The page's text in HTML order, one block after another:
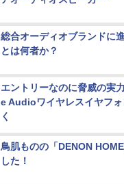
総合オーディオブランドに
とは何者か？
エントリーなのに脅威の実
e Audioワイヤレスイヤフ
く
鳥肌ものの「DENON
した！